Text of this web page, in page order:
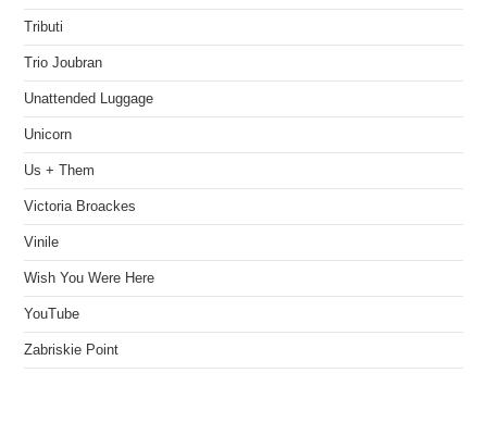
Tributi
Trio Joubran
Unattended Luggage
Unicorn
Us + Them
Victoria Broackes
Vinile
Wish You Were Here
YouTube
Zabriskie Point